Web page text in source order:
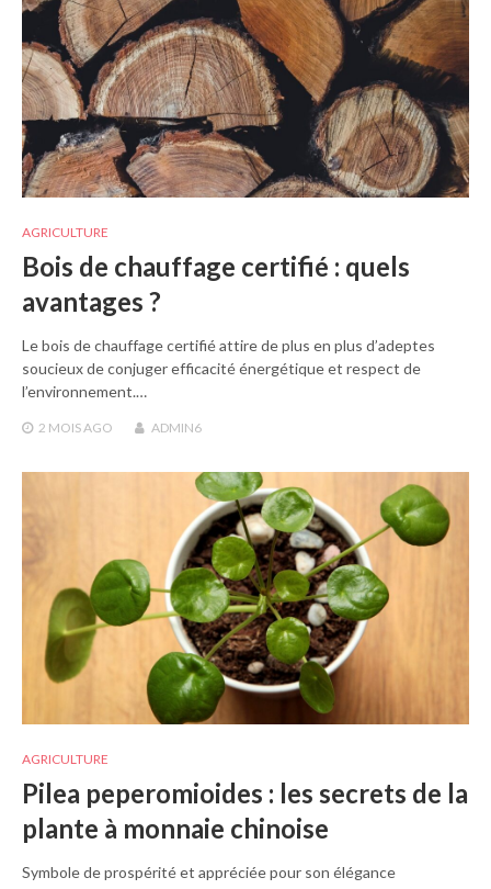
AGRICULTURE
Bois de chauffage certifié : quels
avantages ?
Le bois de chauffage certifié attire de plus en plus d’adeptes
soucieux de conjuger efficacité énergétique et respect de
l’environnement.…
2 MOISAGO ADMIN6
AGRICULTURE
Pilea peperomioides : les secrets de la
plante à monnaie chinoise
Symbole de prospérité et appréciée pour son élégance